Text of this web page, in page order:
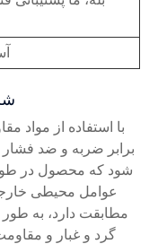
برابر ضربه و ضد
شود که محصول در
عوامل محیطی
گرد و غبار و